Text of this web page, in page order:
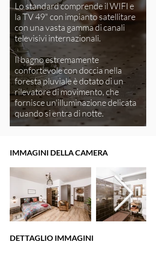
Lo standard comprende il WIFI e
la TV 49" con impianto satellitare
con una vasta gamma di canali
televisivi internazionali.
Il bagno estremamente
confortevole con doccia nella
foresta pluviale è dotato di un
rilevatore di movimento, che
fornisce un'illuminazione delicata
quando si entra di notte.
IMMAGINI DELLA CAMERA
DETTAGLIO IMMAGINI